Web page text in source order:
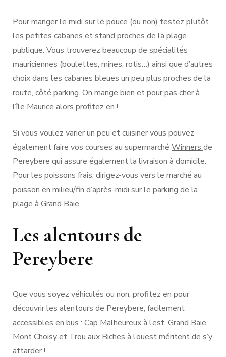
Pour manger le midi sur le pouce (ou non) testez plutôt
les petites cabanes et stand proches de la plage
publique. Vous trouverez beaucoup de spécialités
mauriciennes (boulettes, mines, rotis…) ainsi que d’autres
choix dans les cabanes bleues un peu plus proches de la
route, côté parking. On mange bien et pour pas cher à
l’île Maurice alors profitez en !
Si vous voulez varier un peu et cuisiner vous pouvez
également faire vos courses au supermarché Winners de
Pereybere qui assure également la livraison à domicile.
Pour les poissons frais, dirigez-vous vers le marché au
poisson en milieu/fin d’après-midi sur le parking de la
plage à Grand Baie.
Les alentours de
Pereybere
Que vous soyez véhiculés ou non, profitez en pour
découvrir les alentours de Pereybere, facilement
accessibles en bus : Cap Malheureux à l’est, Grand Baie,
Mont Choisy et Trou aux Biches à l’ouest méritent de s’y
attarder !